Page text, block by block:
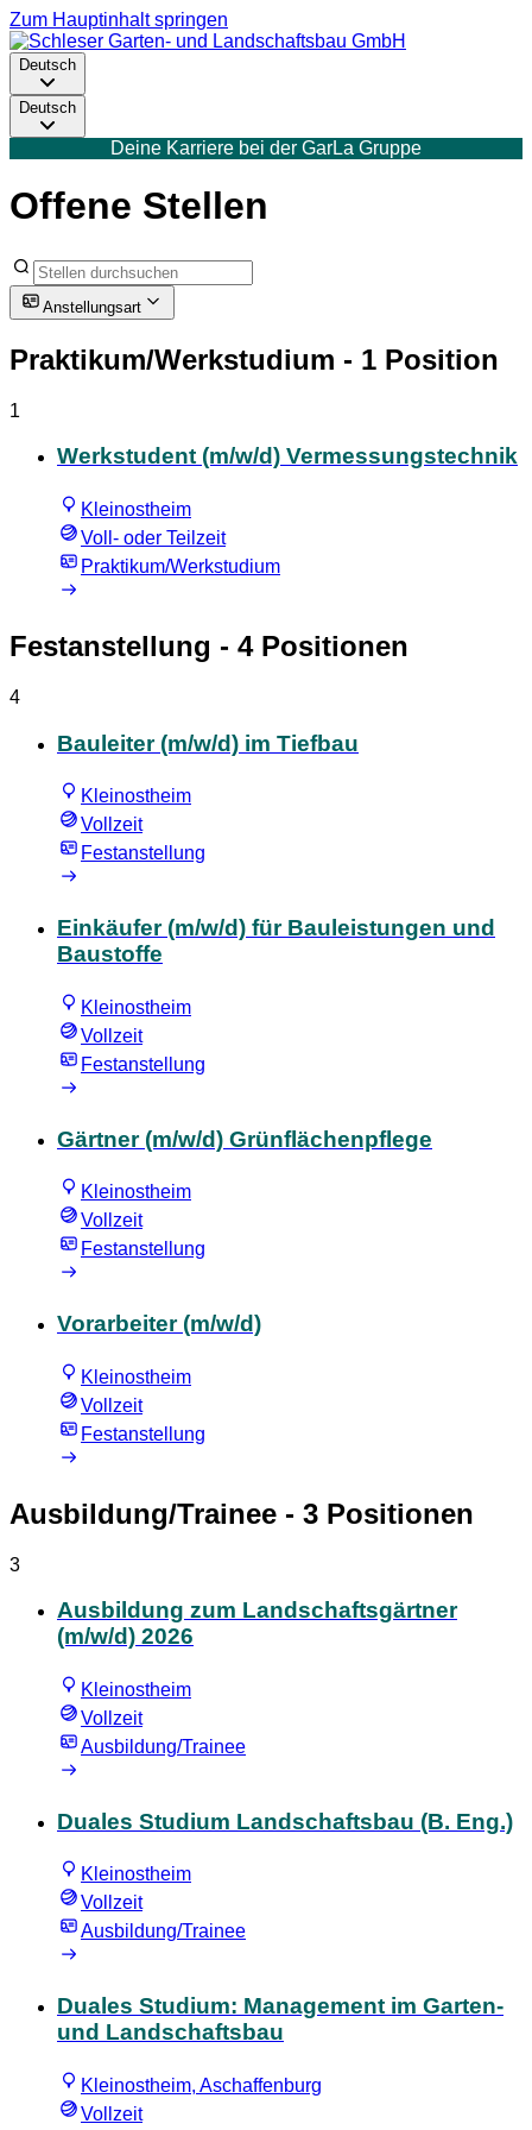
Zum Hauptinhalt springen
Deutsch
Deutsch
Deine Karriere bei der GarLa Gruppe
Offene Stellen
Anstellungsart
Praktikum/Werkstudium - 1 Position
1
Werkstudent (m/w/d) Vermessungstechnik
Kleinostheim
Voll- oder Teilzeit
Praktikum/Werkstudium
Festanstellung - 4 Positionen
4
Bauleiter (m/w/d) im Tiefbau
Kleinostheim
Vollzeit
Festanstellung
Einkäufer (m/w/d) für Bauleistungen und
Baustoffe
Kleinostheim
Vollzeit
Festanstellung
Gärtner (m/w/d) Grünflächenpflege
Kleinostheim
Vollzeit
Festanstellung
Vorarbeiter (m/w/d)
Kleinostheim
Vollzeit
Festanstellung
Ausbildung/Trainee - 3 Positionen
3
Ausbildung zum Landschaftsgärtner
(m/w/d) 2026
Kleinostheim
Vollzeit
Ausbildung/Trainee
Duales Studium Landschaftsbau (B. Eng.)
Kleinostheim
Vollzeit
Ausbildung/Trainee
Duales Studium: Management im Garten-
und Landschaftsbau
Kleinostheim, Aschaffenburg
Vollzeit